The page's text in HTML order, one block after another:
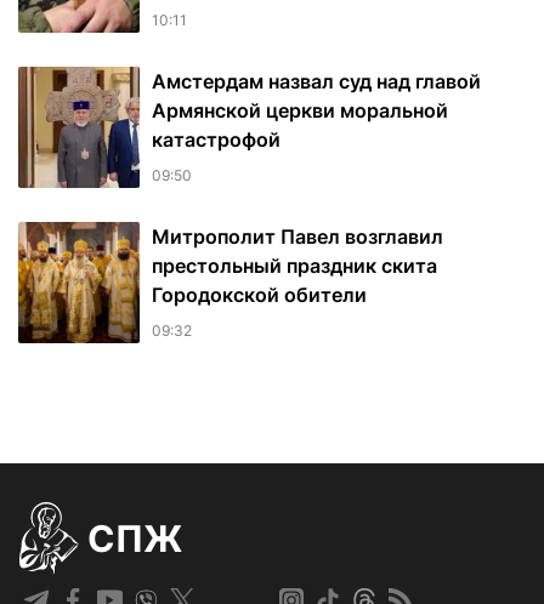
10:11
Амстердам назвал суд над главой
Армянской церкви моральной
катастрофой
09:50
Митрополит Павел возглавил
престольный праздник скита
Городокской обители
09:32
СПЖ